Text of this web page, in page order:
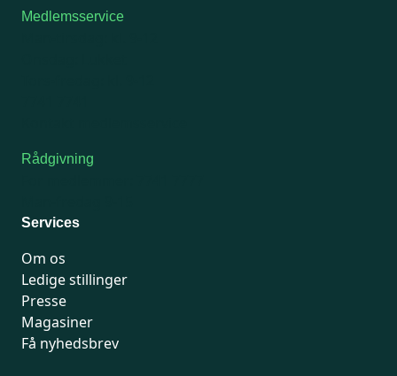
Medlemsservice
Rådgivning
Services
Om os
Ledige stillinger
Presse
Magasiner
Få nyhedsbrev